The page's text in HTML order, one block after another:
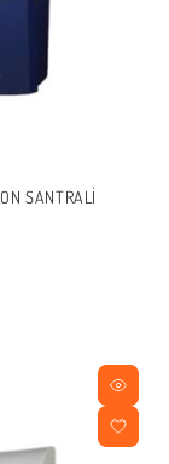
SANTRALI